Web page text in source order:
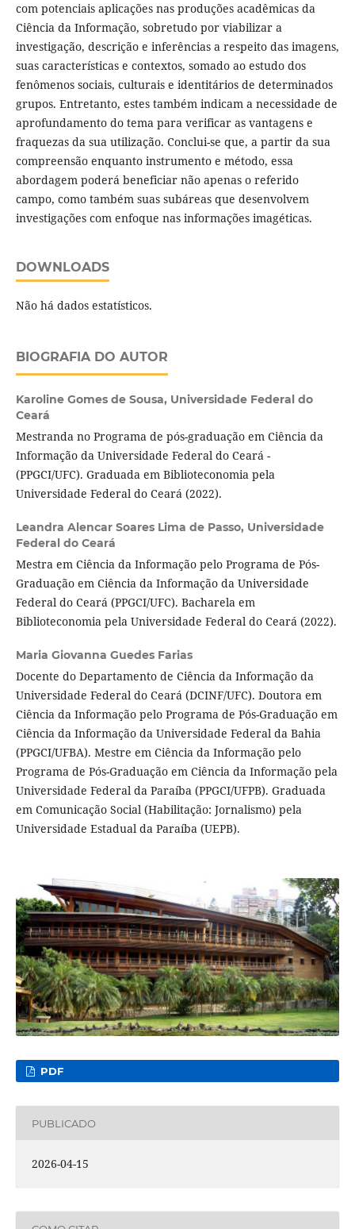
com potenciais aplicações nas produções acadêmicas da
Ciência da Informação, sobretudo por viabilizar a
investigação, descrição e inferências a respeito das imagens,
suas características e contextos, somado ao estudo dos
fenômenos sociais, culturais e identitários de determinados
grupos. Entretanto, estes também indicam a necessidade de
aprofundamento do tema para verificar as vantagens e
fraquezas da sua utilização. Conclui-se que, a partir da sua
compreensão enquanto instrumento e método, essa
abordagem poderá beneficiar não apenas o referido
campo, como também suas subáreas que desenvolvem
investigações com enfoque nas informações imagéticas.
DOWNLOADS
Não há dados estatísticos.
BIOGRAFIA DO AUTOR
Karoline Gomes de Sousa, Universidade Federal do
Ceará
Mestranda no Programa de pós-graduação em Ciência da
Informação da Universidade Federal do Ceará -
(PPGCI/UFC). Graduada em Biblioteconomia pela
Universidade Federal do Ceará (2022).
Leandra Alencar Soares Lima de Passo, Universidade
Federal do Ceará
Mestra em Ciência da Informação pelo Programa de Pós-
Graduação em Ciência da Informação da Universidade
Federal do Ceará (PPGCI/UFC). Bacharela em
Biblioteconomia pela Universidade Federal do Ceará (2022).
Maria Giovanna Guedes Farias
Docente do Departamento de Ciência da Informação da
Universidade Federal do Ceará (DCINF/UFC). Doutora em
Ciência da Informação pelo Programa de Pós-Graduação em
Ciência da Informação da Universidade Federal da Bahia
(PPGCI/UFBA). Mestre em Ciência da Informação pelo
Programa de Pós-Graduação em Ciência da Informação pela
Universidade Federal da Paraíba (PPGCI/UFPB). Graduada
em Comunicação Social (Habilitação: Jornalismo) pela
Universidade Estadual da Paraíba (UEPB).
PDF
PUBLICADO
2026-04-15